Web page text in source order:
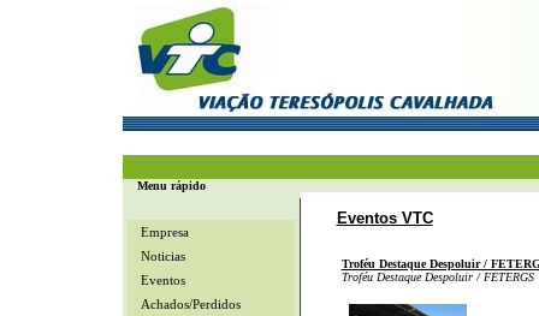
Menu rápido
Empresa
Noticias
Eventos
Achados/Perdidos
Eventos VTC
Troféu Destaque Despoluir /
Troféu Destaque Despoluir / FETERGS